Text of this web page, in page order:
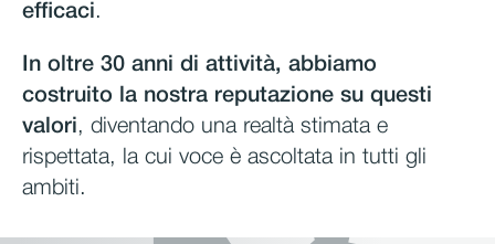
efficaci.
In oltre 30 anni di attività, abbiamo
costruito la nostra reputazione su questi
valori, diventando una realtà stimata e
rispettata, la cui voce è ascoltata in tutti gli
ambiti.